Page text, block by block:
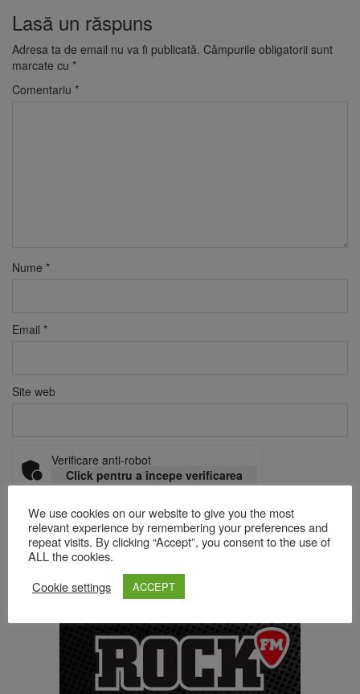
Lasă un răspuns
Adresa ta de email nu va fi publicată. Câmpurile obligatorii sunt
marcate cu *
Comentariu *
Nume *
Email *
Site web
Verificare anti-robot
Click pentru a începe verificarea
Acest site folosește Akismet pentru a reduce spamul.
sunt procesate datele comentariilor tale
We use cookies on our website to give you the most
relevant experience by remembering your preferences and
repeat visits. By clicking “Accept”, you consent to the use of
ALL the cookies.
Cookie settings
ACCEPT